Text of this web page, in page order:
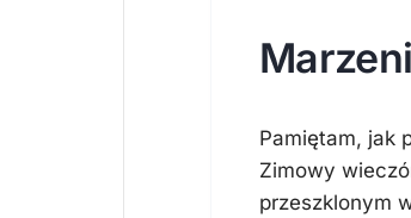
Pamiętam, jak
Zimowy
przeszklonym